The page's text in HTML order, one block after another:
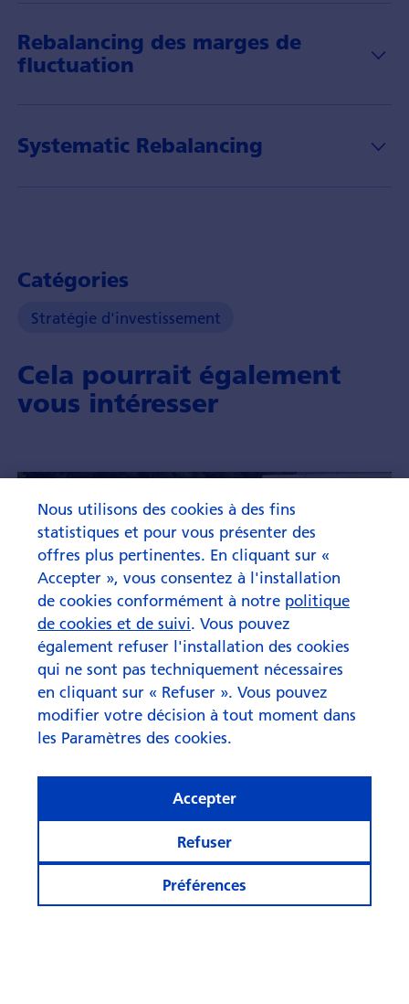
Rebalancing des marges de
fluctuation
Systematic Rebalancing
Catégories
Stratégie d'investissement
Cela pourrait également
vous intéresser
Nous utilisons des cookies à des fins
statistiques et pour vous présenter des
offres plus pertinentes. En cliquant sur «
Accepter », vous consentez à l'installation
de cookies conformément à notre politique
de cookies et de suivi. Vous pouvez
également refuser l'installation des cookies
qui ne sont pas techniquement nécessaires
en cliquant sur « Refuser ». Vous pouvez
modifier votre décision à tout moment dans
les Paramètres des cookies.
Préférences
Refuser
Accepter